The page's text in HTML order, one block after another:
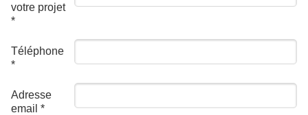
votre projet
*
Téléphone
*
Adresse
email *